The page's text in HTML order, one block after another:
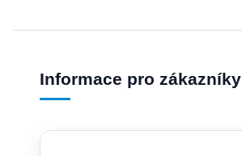
Informace pro zákazníky